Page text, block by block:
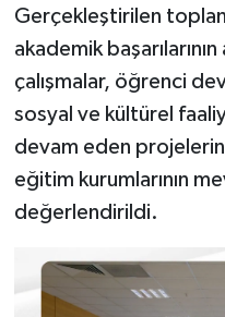
Gerçekleştirilen
akademik
çalışmalar, öğrenci
sosyal ve kültürel
devam eden
eğitim kurumlarının
değerlendirildi.